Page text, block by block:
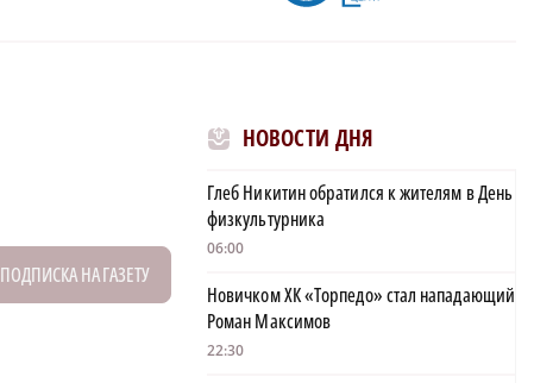
ПОДПИСКА НА ГАЗЕТУ
НОВОСТИ ДНЯ
Глеб Никитин обратился к жителям в День
физкультурника
06:00
Новичком ХК «Торпедо» стал нападающий
Роман Максимов
22:30